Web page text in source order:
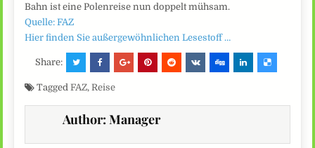
Bahn ist eine Polenreise nun doppelt mühsam.
Quelle: FAZ
Hier finden Sie außergewöhnlichen Lesestoff …
Share:
TaggedFAZ, Reise
Author:Manager